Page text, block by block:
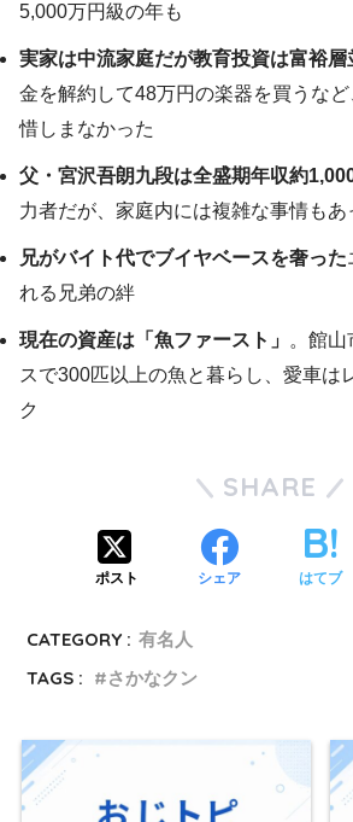
5,000万円級の年も
実家は中流家庭だが教育投資は富裕層
金を解約して48万円の楽器を買うな
惜しまなかった
父・宮沢吾朗九段は全盛期年収約
力者だが、家庭内には複雑な事情もあ
兄がバイト代でブイヤベースを奢った
れる兄弟の絆
現在の資産は「魚ファースト」 。館山
スで300匹以上の魚と暮らし、愛車は
ク
SHARE
ポスト シェア はてブ
CATEGORY : 有名人
TAGS :
さかなクン